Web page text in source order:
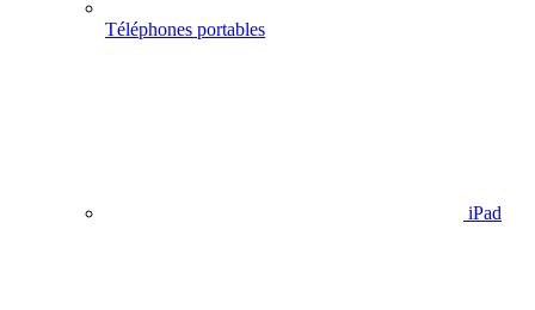
Téléphones portables
iPad